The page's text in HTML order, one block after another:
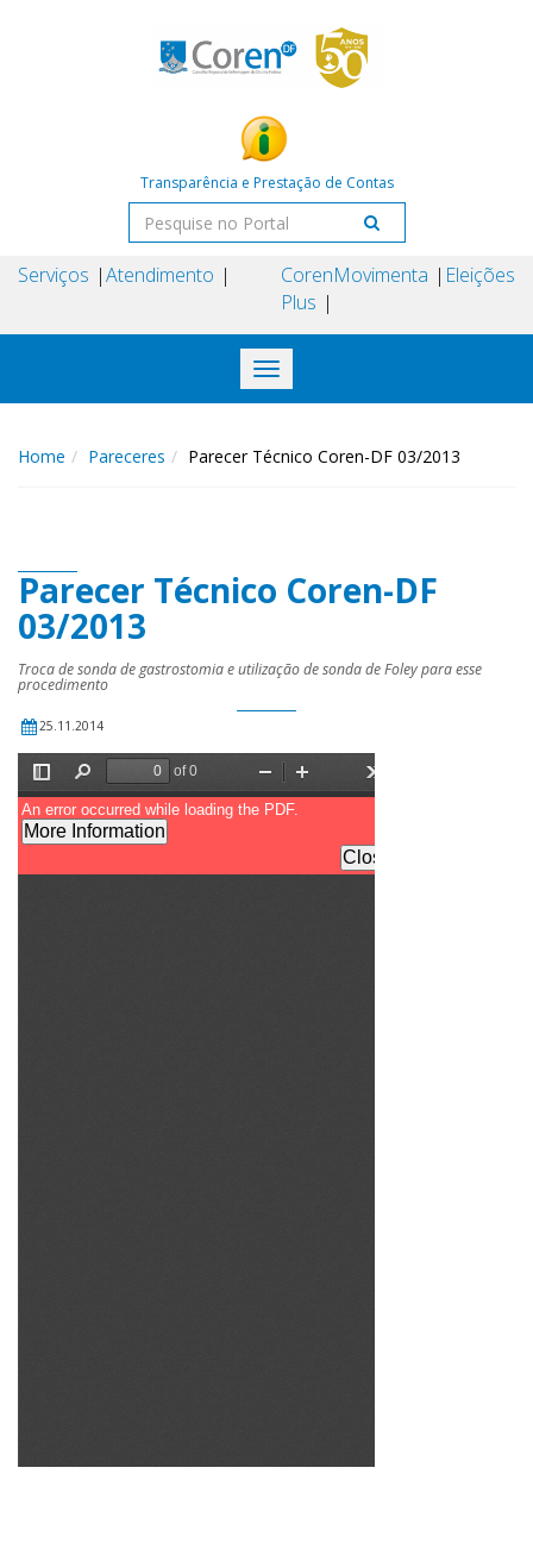
Transparência e Prestação de Contas
Serviços Atendimento
Coren
Plus
Movimenta Eleições
Toggle
navigation
Home Pareceres Parecer Técnico Coren-DF 03/2013
Parecer Técnico Coren-DF
03/2013
Troca de sonda de gastrostomia e utilização de sonda de Foley para esse
procedimento
25.11.2014